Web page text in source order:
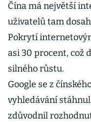
Čína má největší
uživatelů tam
Pokrytí
asi 30 procent, což
silného růstu.
Google se z
vyhledávání
zdůvodnil